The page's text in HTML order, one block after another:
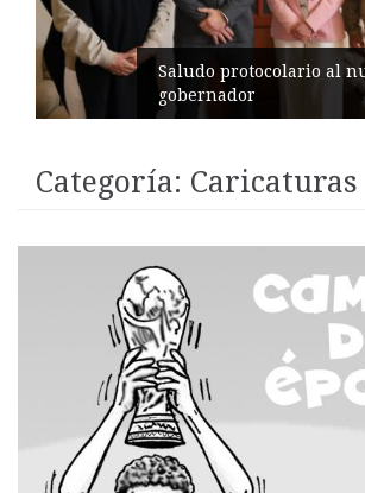
Pelileo conmemora 77
terremoto
Categoría: Caricaturas